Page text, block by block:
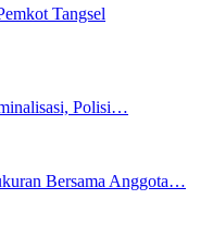
Tangsel
Polisi…
Bersama Anggota…